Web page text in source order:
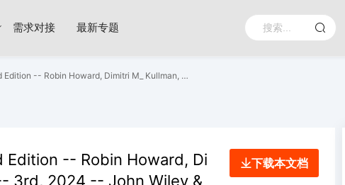
需求对接 最新专题
Neurology_ A Queen Square Textbook 3rd Edition -- Robin Howard, Dimitri M_ Kullman, David Werring, Michael -- 3rd, 2024 -- John Wiley & Sons, -- 9781119715535 -- 1fe36fa1bd81346fa5029d69495e39df -- Anna’s Archive.pdf
Edition -- Robin Howard, Di
3rd, 2024 -- John Wiley &
下载本文档